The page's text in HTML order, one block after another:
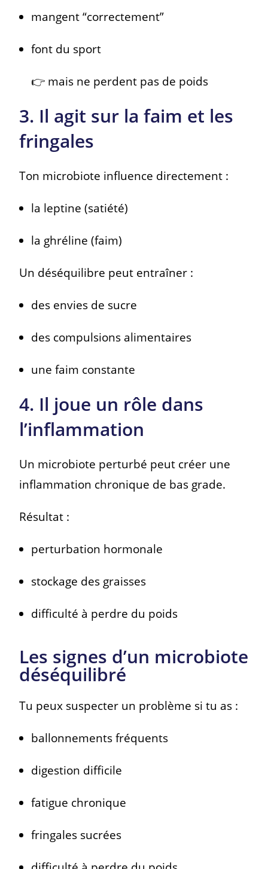
mangent “correctement”
font du sport
👉 mais ne perdent pas de poids
3. Il agit sur la faim et les
fringales
Ton microbiote influence directement :
la leptine (satiété)
la ghréline (faim)
Un déséquilibre peut entraîner :
des envies de sucre
des compulsions alimentaires
une faim constante
4. Il joue un rôle dans
l’inflammation
Un microbiote perturbé peut créer une
inflammation chronique de bas grade.
Résultat :
perturbation hormonale
stockage des graisses
difficulté à perdre du poids
Les signes d’un microbiote
déséquilibré
Tu peux suspecter un problème si tu as :
ballonnements fréquents
digestion difficile
fatigue chronique
fringales sucrées